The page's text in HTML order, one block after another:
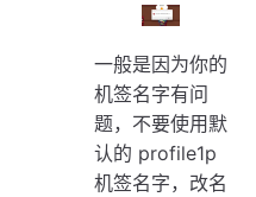
一般是因为你的
机签名字有问
题，不要使用默
认的 profile1p
机签名字，改名